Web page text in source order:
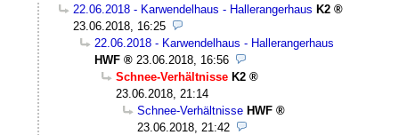
22.06.2018 - Karwendelhaus - Hallerangerhaus K2
23.06.2018, 16:25
22.06.2018 - Karwendelhaus - Hallerangerhaus
HWF
23.06.2018, 16:56
Schnee-Verhältnisse K2
23.06.2018, 21:14
Schnee-Verhältnisse HWF
23.06.2018, 21:42